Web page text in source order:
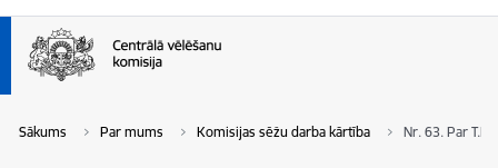
Sākums Par mums Komisijas sēžu darba kārtība Nr. 63. Par